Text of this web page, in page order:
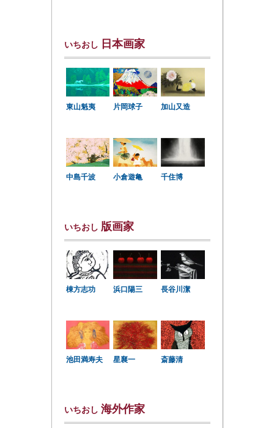
いちおし 日本画家
東山魁夷 片岡球子 加山又造
中島千波 小倉遊亀 千住博
いちおし 版画家
棟方志功 浜口陽三 長谷川潔
池田満寿夫 星襄一 斎藤清
いちおし 海外作家